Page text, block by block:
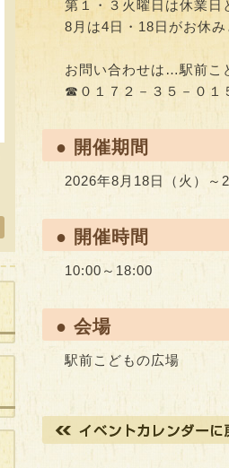
第１・３火曜日は休業日
8月は4日・18日がお休
お問い合わせは…駅前こ
☎０１７２－３５－０１
● 開催期間
2026年8月18日（火）～
● 開催時間
10:00～18:00
● 会場
駅前こどもの広場
QOL健診×健康プログラ
ムWithりんご娘 最…
開催）